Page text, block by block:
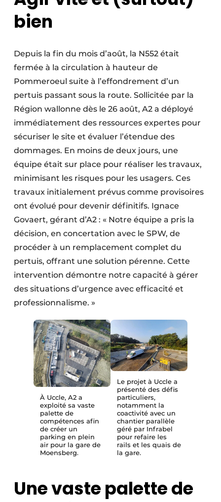
bien
Depuis la fin du mois d’août, la N552 était
fermée à la circulation à hauteur de
Pommeroeul suite à l’effondrement d’un
pertuis passant sous la route. Sollicitée par la
Région wallonne dès le 26 août, A2 a déployé
immédiatement des ressources expertes pour
sécuriser le site et évaluer l’étendue des
dommages. En moins de deux jours, une
équipe était sur place pour réaliser les travaux,
minimisant les risques pour les usagers. Ces
travaux initialement prévus comme provisoires
ont évolué pour devenir définitifs. Ignace
Govaert, gérant d’A2 : « Notre équipe a pris la
décision, en concertation avec le SPW, de
procéder à un remplacement complet du
pertuis, offrant une solution pérenne. Cette
intervention démontre notre capacité à gérer
des situations d’urgence avec efficacité et
professionnalisme. »
À Uccle, A2 a
exploité sa vaste
palette de
compétences afin
de créer un
parking en plein
air pour la gare de
Moensberg.
Le projet à Uccle a
présenté des défis
particuliers,
notamment la
coactivité avec un
chantier parallèle
géré par Infrabel
pour refaire les
rails et les quais de
la gare.
Une vaste palette de